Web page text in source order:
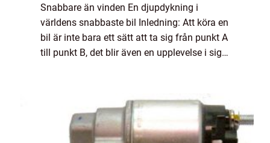
Snabbare än vinden En djupdykning i
världens snabbaste bil Inledning: Att köra en
bil är inte bara ett sätt att ta sig från punkt A
till punkt B, det blir även en upplevelse i sig.